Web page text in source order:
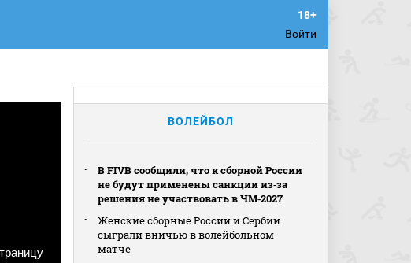
Войти
ВОЛЕЙБОЛ
В FIVB сообщили, что к сборной России
не будут применены санкции из‑за
решения не участвовать в ЧМ‑2027
Женские сборные России и Сербии
сыграли вничью в волейбольном
матче